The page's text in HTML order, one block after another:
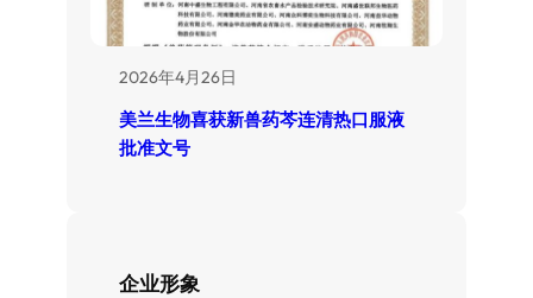
2026年4月26日
美兰生物喜获新兽药芩连清热口服液
批准文号
企业形象